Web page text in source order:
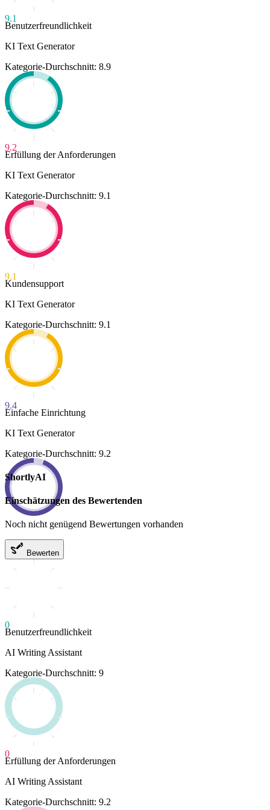
9.1
Benutzerfreundlichkeit
KI Text Generator
Kategorie-Durchschnitt: 8.9
9.2
Erfüllung der Anforderungen
KI Text Generator
Kategorie-Durchschnitt: 9.1
9.1
Kundensupport
KI Text Generator
Kategorie-Durchschnitt: 9.1
9.4
Einfache Einrichtung
KI Text Generator
Kategorie-Durchschnitt: 9.2
ShortlyAI
Einschätzungen des Bewertenden
Noch nicht genügend Bewertungen vorhanden
Bewerten
0
Benutzerfreundlichkeit
AI Writing Assistant
Kategorie-Durchschnitt: 9
0
Erfüllung der Anforderungen
AI Writing Assistant
Kategorie-Durchschnitt: 9.2